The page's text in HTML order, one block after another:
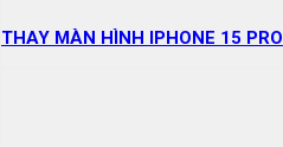
THAY MÀN HÌNH IPHONE 15 PRO